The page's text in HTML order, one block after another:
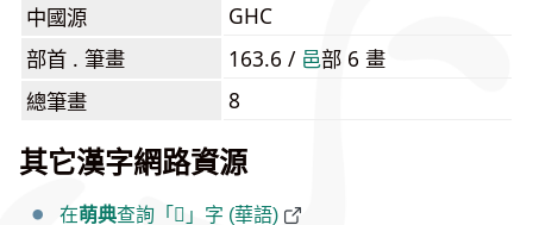
中國源
GHC
部首 . 筆畫
163.6 / ⾢部 6 畫
總筆畫
8
其它漢字網路資源
在萌典查詢「𨚸」字 (華語)